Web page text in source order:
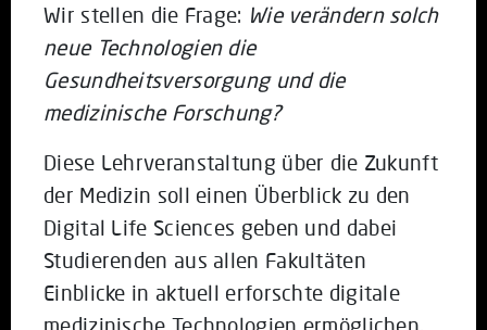
Wir stellen die Frage: Wie verändern solch
neue Technologien die
Gesundheitsversorgung und die
medizinische Forschung?
Diese Lehrveranstaltung über die Zukunft
der Medizin soll einen Überblick zu den
Digital Life Sciences geben und dabei
Studierenden aus allen Fakultäten
Einblicke in aktuell erforschte digitale
medizinische Technologien ermöglichen.